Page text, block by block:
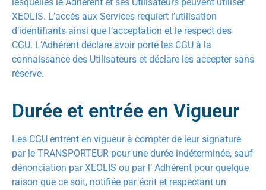
XEOLIS. L’accès aux Services requiert l’utilisation
d’identifiants ainsi que l’acceptation et le respect des
CGU. L’Adhérent déclare avoir porté les CGU à la
connaissance des Utilisateurs et déclare les accepter sans
réserve.
Durée et entrée en Vigueur
Les CGU entrent en vigueur à compter de leur signature
par le TRANSPORTEUR pour une durée indéterminée, sauf
dénonciation par XEOLIS ou par l’ Adhérent pour quelque
raison que ce soit, notifiée par écrit et respectant un